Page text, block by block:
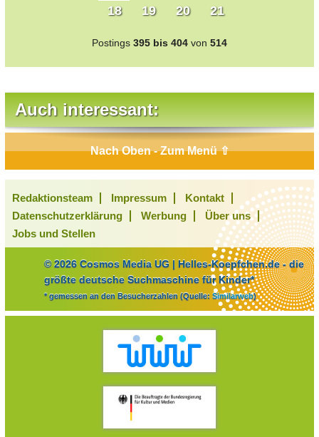
18
19 20 21
Postings 395 bis 404 von 514
Auch interessant:
Nach Oben - Zum Menü ⇧
Redaktionsteam Impressum
Kontakt
Datenschutzerklärung
Werbung
Über uns
Jobs und Stellen
© 2026 Cosmos Media UG | Helles-Koepfchen.de - die
größte deutsche Suchmaschine für Kinder*
* gemessen an den Besucherzahlen (Quelle: Similarweb)